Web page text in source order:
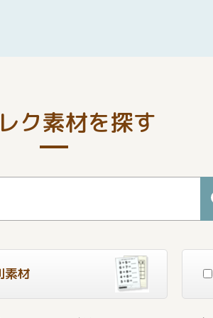
ク素材を探す
素材